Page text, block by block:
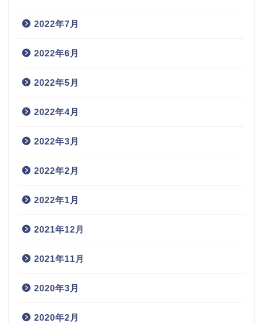
2022年7月
2022年6月
2022年5月
2022年4月
2022年3月
2022年2月
2022年1月
2021年12月
2021年11月
2020年3月
2020年2月